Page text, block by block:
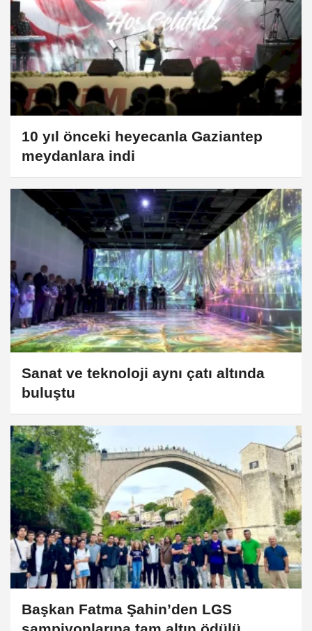
10 yıl önceki heyecanla Gaziantep
meydanlara indi
Sanat ve teknoloji aynı çatı altında
buluştu
Başkan Fatma Şahin’den LGS